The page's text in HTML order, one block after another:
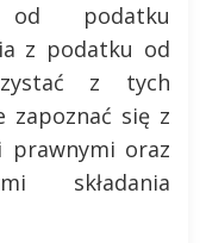
od podatku
z podatku od
z tych
zapoznać się z
prawnymi oraz
składania